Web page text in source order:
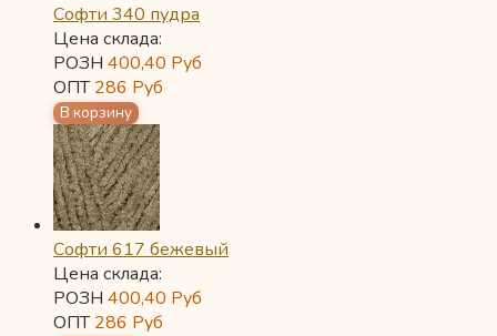
Софти 340 пудра
Цена склада:
РОЗН 400,40 Руб
ОПТ286 Руб
Софти 617 бежевый
Цена склада:
РОЗН 400,40 Руб
ОПТ286 Руб